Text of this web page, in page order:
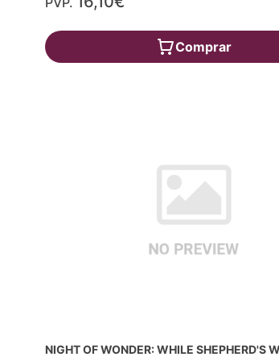
Comprar
NIGHT OF WONDER: WHILE SHEPHERD'S